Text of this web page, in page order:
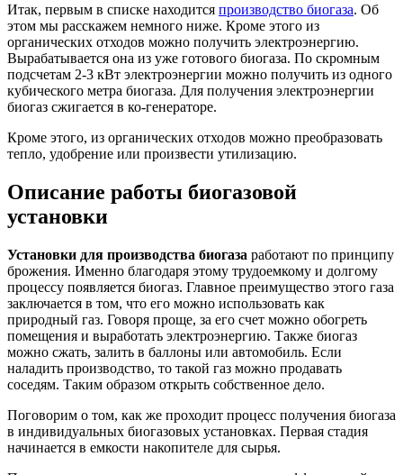
Итак, первым в списке находится производство биогаза. Об
этом мы расскажем немного ниже. Кроме этого из
органических отходов можно получить электроэнергию.
Вырабатывается она из уже готового биогаза. По скромным
подсчетам 2-3 кВт электроэнергии можно получить из одного
кубического метра биогаза. Для получения электроэнергии
биогаз сжигается в ко-генераторе.
Кроме этого, из органических отходов можно преобразовать
тепло, удобрение или произвести утилизацию.
Описание работы биогазовой
установки
Установки для производства биогаза работают по принципу
брожения. Именно благодаря этому трудоемкому и долгому
процессу появляется биогаз. Главное преимущество этого газа
заключается в том, что его можно использовать как
природный газ. Говоря проще, за его счет можно обогреть
помещения и выработать электроэнергию. Также биогаз
можно сжать, залить в баллоны или автомобиль. Если
наладить производство, то такой газ можно продавать
соседям. Таким образом открыть собственное дело.
Поговорим о том, как же проходит процесс получения биогаза
в индивидуальных биогазовых установках. Первая стадия
начинается в емкости накопителе для сырья.